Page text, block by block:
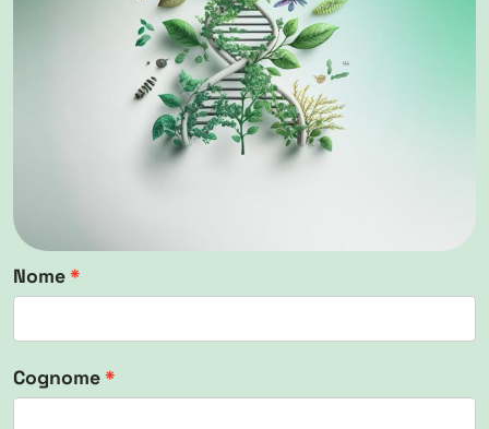
Nome
Cognome